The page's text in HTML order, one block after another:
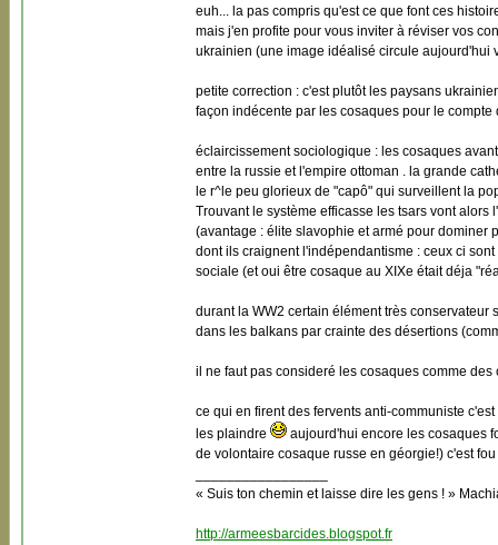
euh... la pas compris qu'est ce que font ces
mais j'en profite pour vous inviter à réviser vos
ukrainien (une image idéalisé circule aujourd'hui
petite correction : c'est plutôt les paysans
façon indécente par les cosaques pour le
éclaircissement sociologique : les cosaques
entre la russie et l'empire ottoman . la grande
le r^le peu glorieux de "capô" qui surveillent la
Trouvant le système efficasse les tsars vont
(avantage : élite slavophie et armé pour
dont ils craignent l'indépendantisme : ceux ci
sociale (et oui être cosaque au XIXe était déja
durant la WW2 certain élément très
dans les balkans par crainte des désertions
il ne faut pas consideré les cosaques comme
ce qui en firent des fervents anti-communiste
les plaindre
aujourd'hui encore les cosaques
de volontaire cosaque russe en géorgie!) c'est
« Suis ton chemin et laisse dire les gens ! »
http://armeesbarcides.blogspot.fr